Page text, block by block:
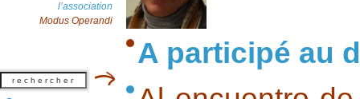
l’association
Modus Operandi
A participé au